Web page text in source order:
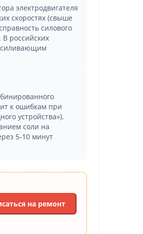
электродвигателя
скоростях (свыше
силового
российских
к ошибкам при
устройства»).
соли на
5-10 минут
на ремонт